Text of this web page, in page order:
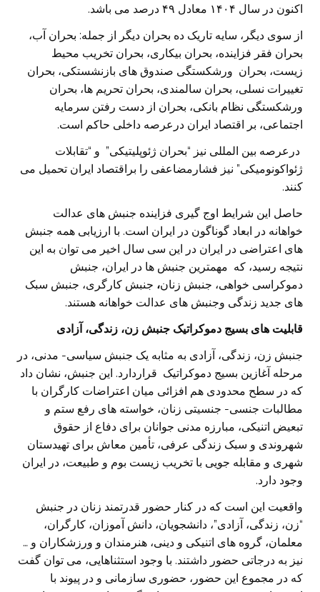
اکنون در سال ۱۴۰۴ معادل ۴۹ درصد می باشد.
از سوی دیگر، سایه تاریک ده بحران دیگر از جمله: بحران آب،
بحران فقر فزاینده، بحران بیکاری، بحران تخریب محیط
زیست، بحران ورشکستگی صندوق های بازنشستکی، بحران
تغییرات نسلی، بحران سالمندی، بحران تحریم ها، بحران
ورشکستگی نظام بانکی، بحران از دست رفتن سرمایه
اجتماعی، بر اقتصاد ایران درعرصه داخلی حاکم است.
درعرصه بین المللی نیز “بحران ژئوپلیتیکی” و “تقابلات
ژئواکونومیکی” نیز فشارمضاعفی را براقتصاد ایران تحمیل می
کنند.
حاصل این شرایط اوج گیری فزاینده جنبش های عدالت
خواهانه در ابعاد گوناگون در ایران است. با ارزیابی همه جنبش
های اعتراضی در ایران در این سی سال اخیر می توان به این
نتیجه رسید، که مهمترین جنبش ها در ایران، جنبش
دموکراسی خواهی، جنبش زنان، جنبش کارگری، جنبش سبک
های جدید زندگی وجنبش های عدالت خواهانه هستند.
قابلیت های بسیج دموکراتیک جنبش زن، زندگی، آزادی
جنبش زن، زندگی، آزادی به مثابه یک جنبش سیاسی- مدنی، در
مرحله آغازین بسیج دموکراتیک قراردارد. این جنبش، نشان داد
که در سطح محدودی هم افزائی میان اعتراضات کارگران با
مطالبات جنسی- جنسیتی زنان، خواسته های رفع ستم و
تبعیض اتنیکی، مبارزه مدنی جوانان برای دفاع از حقوق
شهروندی و سبک زندگی عرفی، تأمین معاش برای تهیدستان
شهری و مقابله جویی با تخریب زیست بوم و طبیعت، در ایران
وجود دارد.
واقعیت این است که در کنار حضور قدرتمند زنان در جنبش
“زن، زندگی، آزادی”، دانشجویان، دانش آموزان، کارگران،
معلمان، گروه های اتنیکی و دینی، هنرمندان و ورزشکاران و …
نیز به درجاتی حضور داشتند. با وجود استثناهایی، می توان گفت
که در مجموع این حضور، حضوری سازمانی و در پیوند با